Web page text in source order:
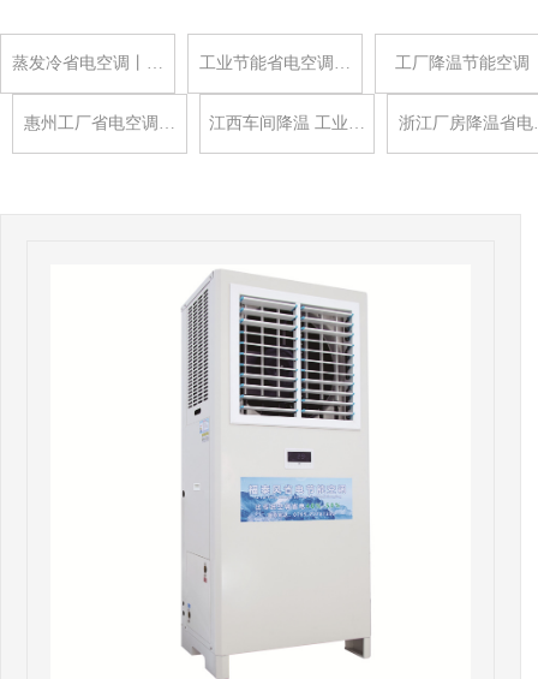
蒸发冷省电空调丨… 工业节能省电空调… 工厂降温节能空调
惠州工厂省电空调… 江西车间降温 工业… 浙江厂房降温省